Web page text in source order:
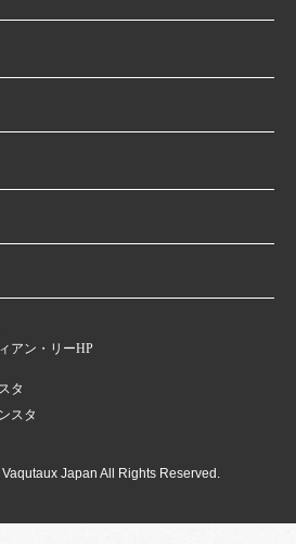
アン・リーHP
タ
スタ
Japan All Rights Reserved.